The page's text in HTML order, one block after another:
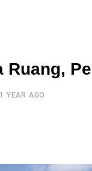
Ruang,
1 YEAR AGO